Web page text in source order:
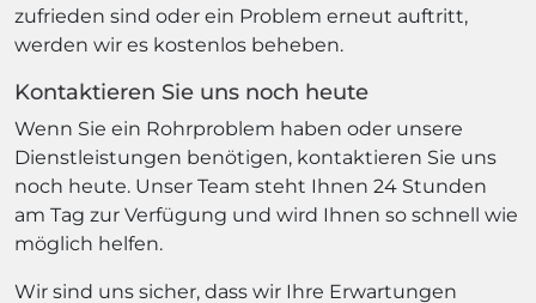
zufrieden sind oder ein Problem erneut auftritt,
werden wir es kostenlos beheben.
Kontaktieren Sie uns noch heute
Wenn Sie ein Rohrproblem haben oder unsere
Dienstleistungen benötigen, kontaktieren Sie uns
noch heute. Unser Team steht Ihnen 24 Stunden
am Tag zur Verfügung und wird Ihnen so schnell wie
möglich helfen.
Wir sind uns sicher, dass wir Ihre Erwartungen